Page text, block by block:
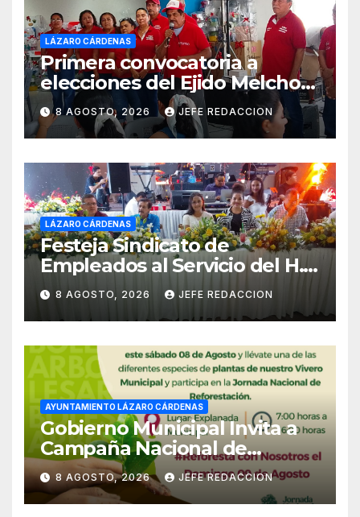
LÁZARO CÁRDENAS
Primera convocatoria a
elecciones del Ejido Melchor
Ocampo en Lázaro Cárdenas
el domingo
8 AGOSTO, 2026 JEFE REDACCION
LÁZARO CÁRDENAS
Festeja Sindicato de
Empleados al Servicio del H.
Ayuntamiento de LZC Día del
Empleado Municipal
8 AGOSTO, 2026 JEFE REDACCION
AYUNTAMIENTO LÁZARO CÁRDENAS
Gobierno Municipal Invita a
Campaña Nacional de
Reforestación
8 AGOSTO, 2026 JEFE REDACCION